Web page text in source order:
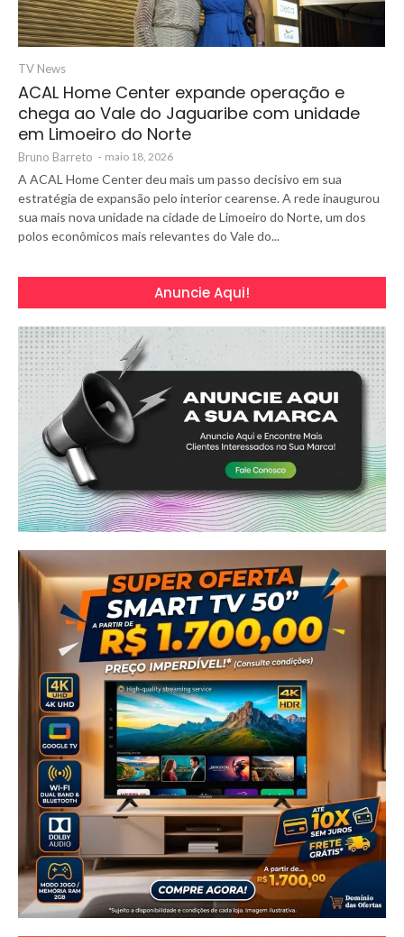
TV News
ACAL Home Center expande operação e
chega ao Vale do Jaguaribe com unidade
em Limoeiro do Norte
Bruno Barreto - maio 18, 2026
A ACAL Home Center deu mais um passo decisivo em sua
estratégia de expansão pelo interior cearense. A rede inaugurou
sua mais nova unidade na cidade de Limoeiro do Norte, um dos
polos econômicos mais relevantes do Vale do...
Anuncie Aqui!